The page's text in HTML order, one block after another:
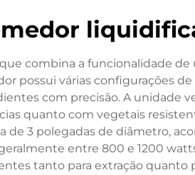
combina a funcionalidade
possui várias configurações
com precisão. A unidade
quanto com vegetais
3 polegadas de diâmetro,
entre 800 e 1200
tanto para extração quanto